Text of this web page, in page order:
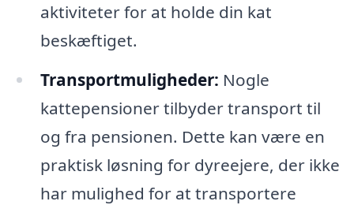
aktiviteter for at holde din kat
beskæftiget.
Transportmuligheder: Nogle
kattepensioner tilbyder transport til
og fra pensionen. Dette kan være en
praktisk løsning for dyreejere, der ikke
har mulighed for at transportere